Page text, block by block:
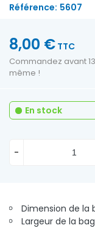
Référence: 5607
Dimension de la
Largeur de la
8,00 € TTC
Commandez avant
même !
En stock
-